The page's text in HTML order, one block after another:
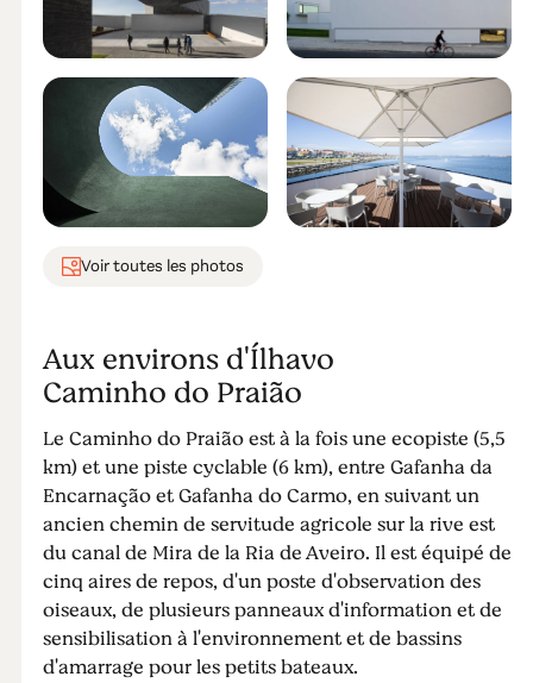
Voir toutes les photos
Aux environs d'Ílhavo
Caminho do Praião
Le Caminho do Praião est à la fois une ecopiste (5,5
km) et une piste cyclable (6 km), entre Gafanha da
Encarnação et Gafanha do Carmo, en suivant un
ancien chemin de servitude agricole sur la rive est
du canal de Mira de la Ria de Aveiro. Il est équipé de
cinq aires de repos, d'un poste d'observation des
oiseaux, de plusieurs panneaux d'information et de
sensibilisation à l'environnement et de bassins
d'amarrage pour les petits bateaux.